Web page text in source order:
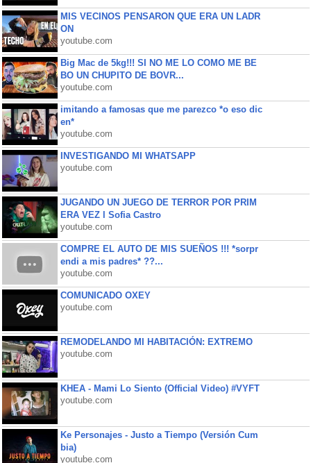
MIS VECINOS PENSARON QUE ERA UN LADR
ON
youtube.com
Big Mac de 5kg!!! SI NO ME LO COMO ME BE
BO UN CHUPITO DE BOVR...
youtube.com
imitando a famosas que me parezco *o eso dic
en*
youtube.com
INVESTIGANDO MI WHATSAPP
youtube.com
JUGANDO UN JUEGO DE TERROR POR PRIM
ERA VEZ l Sofia Castro
youtube.com
COMPRE EL AUTO DE MIS SUEÑOS !!! *sorpr
endi a mis padres* ??...
youtube.com
COMUNICADO OXEY
youtube.com
REMODELANDO MI HABITACIÓN: EXTREMO
youtube.com
KHEA - Mami Lo Siento (Official Video) #VYFT
youtube.com
Ke Personajes - Justo a Tiempo (Versión Cum
bia)
youtube.com